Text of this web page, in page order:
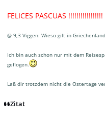
FELICES PASCUAS !!!!!!!!!!!!!!!!!
@ 9,3 Viggen: Wieso gilt in Griechenland
Ich bin auch schon nur mit dem
geflogen.
Laß dir trotzdem nicht die Ostertage
Zitat